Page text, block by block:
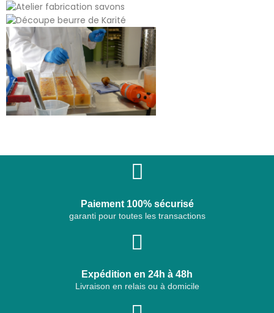
Paiement 100% sécurisé
garanti pour toutes les transactions
Expédition en 24h à 48h
Livraison en relais ou à domicile